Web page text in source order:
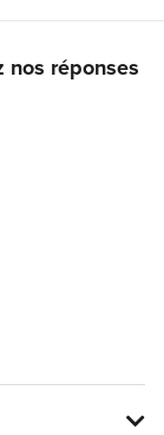
nos réponses